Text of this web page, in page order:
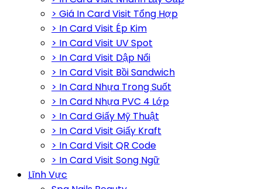
> Giá In Card Visit Tổng Hợp
> In Card Visit Ép Kim
> In Card Visit UV Spot
> In Card Visit Dập Nổi
> In Card Visit Bồi Sandwich
> In Card Nhựa Trong Suốt
> In Card Nhựa PVC 4 Lớp
> In Card Giấy Mỹ Thuật
> In Card Visit Giấy Kraft
> In Card Visit QR Code
> In Card Visit Song Ngữ
Lĩnh Vực